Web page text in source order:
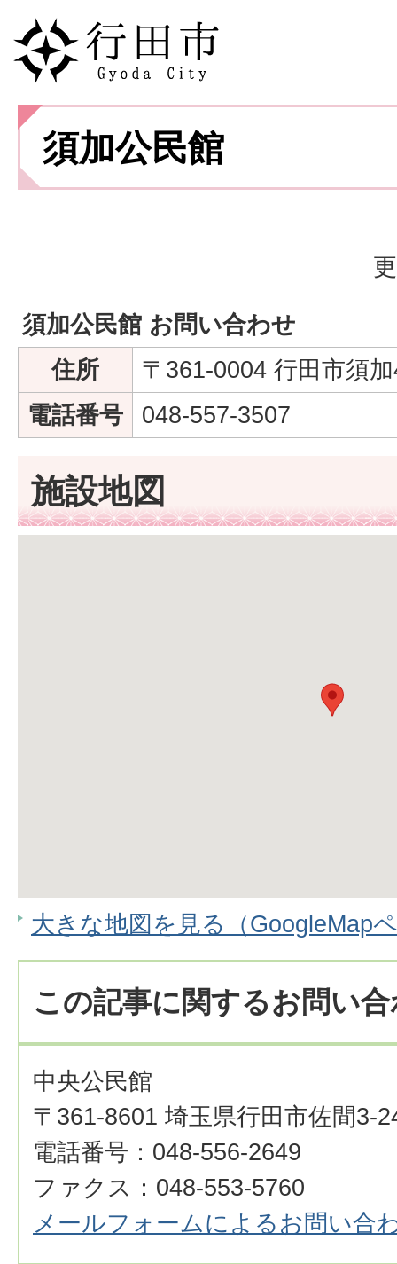
須加公民館
須加公民館 お問い合わせ
住所
〒361-0004 行田市須
電話番号
048-557-3507
施設地図
大きな地図を見る（GoogleMap
この記事に関するお問い
中央公民館
〒361-8601 埼玉県行田市佐間3-
電話番号：048-556-2649
ファクス：048-553-5760
メールフォームによるお問い合